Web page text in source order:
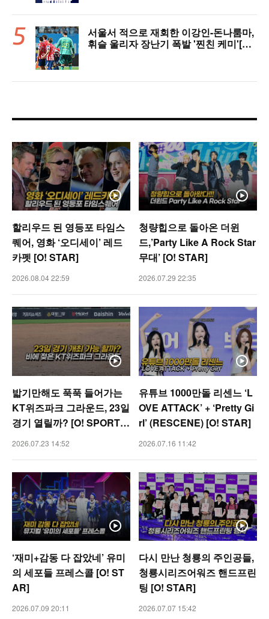
서울서 적으로 재회한 이강인-돈나룸마,
휘슬 울리자 장난기 폭발 '찐친 케미'[이
할리우드 된 영등포 타임스
퀘어, 영화 ‘오디세이’ 레드
카펫 [O! STAR]
2026.08.04 22:59
청량힙으로 돌아온 더윈
드,’Party Like A Rock Star
무대’ [O! STAR]
2026.07.29 22:35
밟기만해도 푹푹 들어가는
KT위즈파크 그라운드, 23일
경기 열릴까? [O! SPORTS
숏폼]
2026.07.23 14:52
유튜브 1000만돌 리센느 ‘L
OVE ATTACK’ + ‘Pretty Gi
rl’ (RESCENE) [O! STAR]
2026.07.16 11:42
‘재미+감동 다 잡았네’ 유미
의 세포들 프레스콜 [O! ST
AR]
2026.07.09 20:11
다시 만난 청룡의 주인공들,
청룡시리즈어워즈 핸드프린
팅 [O! STAR]
2026.07.07 15:42